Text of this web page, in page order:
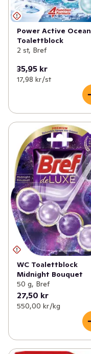
Power Active Ocean
Toalettblock
2 st, Bref
35,95 kr
17,98 kr /st
WC Toalettblock
Midnight Bouquet
50 g, Bref
27,50 kr
550,00 kr /kg